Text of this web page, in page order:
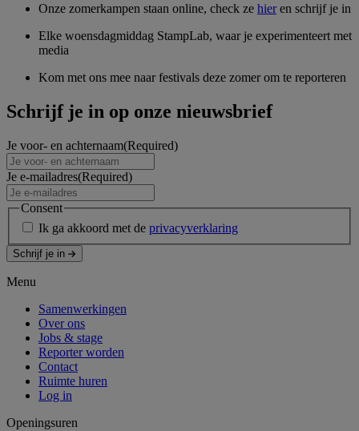
Onze zomerkampen staan online, check ze hieren schrijf je in
Elke woensdagmiddag StampLab, waar je experimenteert met
media
Kom met ons mee naar festivals deze zomer om te reporteren
Schrijf je in op onze nieuwsbrief
Je voor- en achternaam(Required)
Je e-mailadres(Required)
Consent
Ik ga akkoord met de privacyverklaring
Schrijf je in
Menu
Samenwerkingen
Over ons
Jobs & stage
Reporter worden
Contact
Ruimte huren
Log in
Openingsuren